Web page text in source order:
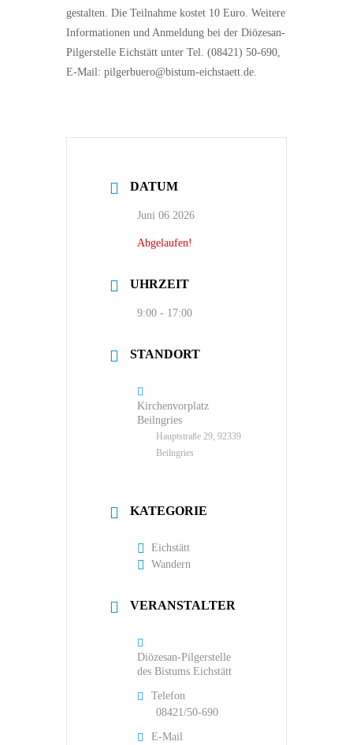
gestalten. Die Teilnahme kostet 10 Euro. Weitere
Informationen und Anmeldung bei der Diözesan-
Pilgerstelle Eichstätt unter Tel. (08421) 50-690,
E-Mail: pilgerbuero@bistum-eichstaett.de.
DATUM
Juni 06 2026
Abgelaufen!
UHRZEIT
9:00 - 17:00
STANDORT
Kirchenvorplatz
Beilngries
Hauptstraße 29, 92339
Beilngries
KATEGORIE
Eichstätt
Wandern
VERANSTALTER
Diözesan-Pilgerstelle
des Bistums Eichstätt
Telefon
08421/50-690
E-Mail